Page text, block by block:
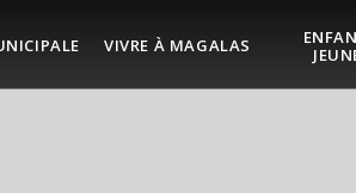
VIVRE À MAGALAS